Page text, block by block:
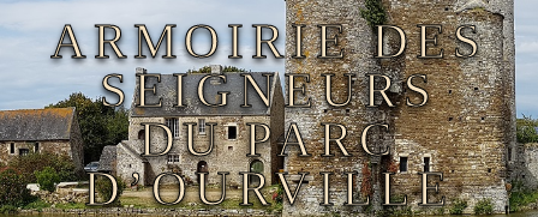
ARMOIRIE DES
SEIGNEURS
DU PARC
D’OURVILLE